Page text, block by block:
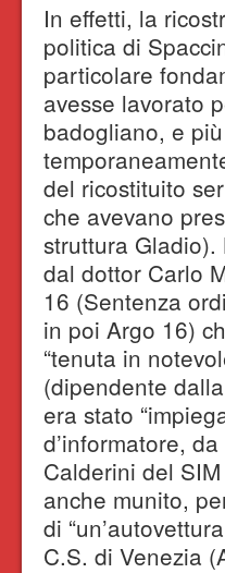
In effetti, la
politica di
particolare
avesse lavorato
badogliano, e
del ricostituito
che avevano
struttura
dal dottor Carlo
16 (Sentenza
in poi Argo 16)
“tenuta in
(dipendente
era stato
d’informatore,
Calderini del
anche munito,
di
C.S. di Venezia